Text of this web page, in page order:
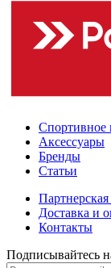
Спортивное
Аксессуары
Бренды
Статьи
Доставка и
Контакты
Подписывайтесь